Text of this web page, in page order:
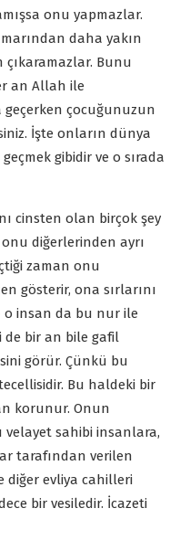
onu yapmazlar.
daha yakın
Bunu
an Allah ile
geçerken çocuğunuzun
İşte onların dünya
gibidir ve o sırada
cinsten olan birçok şey
diğerlerinden ayrı
zaman onu
gösterir, ona sırlarını
insan da bu nur ile
de bir an bile gafil
görür. Çünkü bu
Bu haldeki bir
korunur. Onun
velayet sahibi insanlara,
tarafından verilen
diğer evliya cahilleri
bir vesiledir. İcazeti